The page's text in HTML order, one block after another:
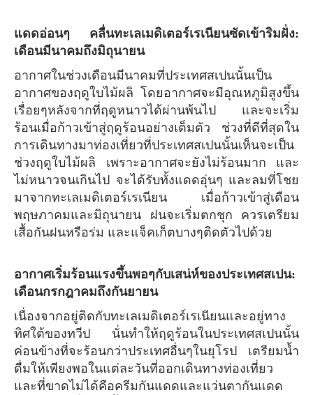
แดดอ่อนๆ คลื่นทะเลเมดิเตอร์เรเนียนซัดเข้าริมฝั่ง:
เดือนมีนาคมถึงมิถุนายน
อากาศในช่วงเดือนมีนาคมที่ประเทศสเปนนั้นเป็น
อากาศของฤดูใบไม้ผลิ โดยอากาศจะมีอุณหภูมิสูงขึ้น
เรื่อยๆหลังจากที่ฤดูหนาวได้ผ่านพ้นไป และจะเริ่ม
ร้อนเมื่อก้าวเข้าสู่ฤดูร้อนอย่างเต็มตัว ช่วงที่ดีที่สุดใน
การเดินทางมาท่องเที่ยวที่ประเทศสเปนนั้นเห็นจะเป็น
ช่วงฤดูใบไม้ผลิ เพราะอากาศจะยังไม่ร้อนมาก และ
ไม่หนาวจนเกินไป จะได้รับทั้งแดดอุ่นๆ และลมที่โชย
มาจากทะเลเมดิเตอร์เรเนียน เมื่อก้าวเข้าสู่เดือน
พฤษภาคมและมิถุนายน ฝนจะเริ่มตกชุก ควรเตรียม
เสื้อกันฝนหรือร่ม และแจ็คเก็ตบางๆติดตัวไปด้วย
อากาศเริ่มร้อนแรงขึ้นพอๆกับเสน่ห์ของประเทศสเปน:
เดือนกรกฎาคมถึงกันยายน
เนื่องจากอยู่ติดกับทะเลเมดิเตอร์เรเนียนและอยู่ทาง
ทิศใต้ของทวีป นั่นทำให้ฤดูร้อนในประเทศสเปนนั้น
ค่อนข้างที่จะร้อนกว่าประเทศอื่นๆในยุโรป เตรียมน้ำ
ดื่มให้เพียงพอในแต่ละวันที่ออกเดินทางท่องเที่ยว
และที่ขาดไม่ได้คือครีมกันแดดและแว่นตากันแดด